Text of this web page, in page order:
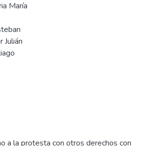
María
Julián
a la protesta con otros derechos con